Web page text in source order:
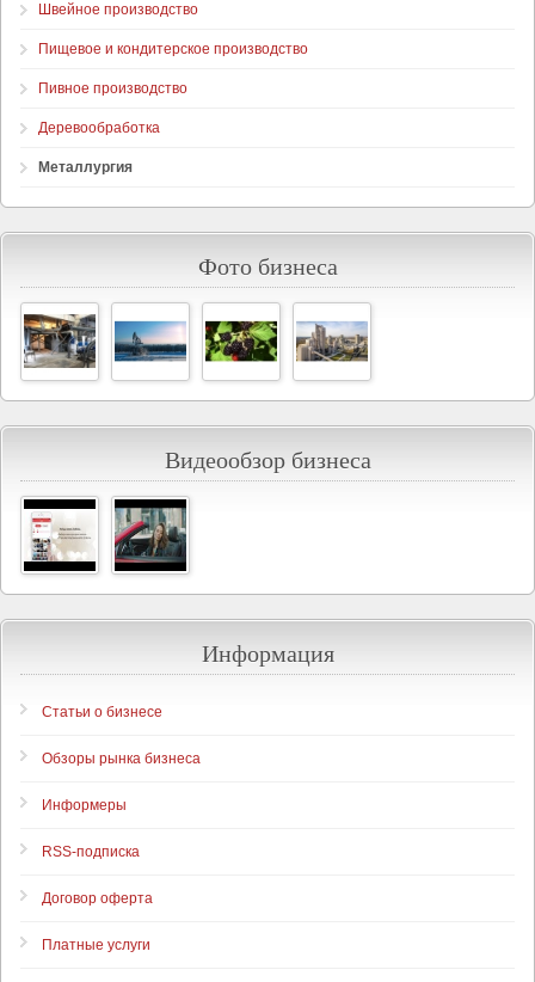
Швейное производство
Пищевое и кондитерское производство
Пивное производство
Деревообработка
Металлургия
Фото бизнеса
Видеообзор бизнеса
Информация
Статьи о бизнесе
Обзоры рынка бизнеса
Информеры
RSS-подписка
Договор оферта
Платные услуги